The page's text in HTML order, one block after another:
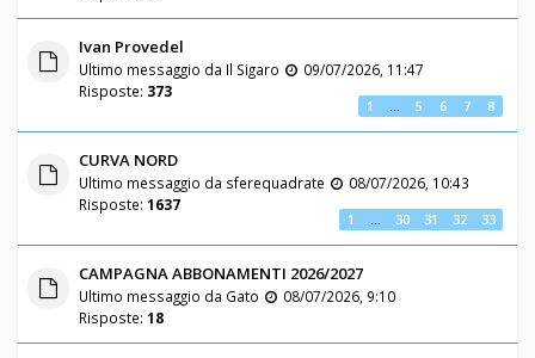
Ivan Provedel
Ultimo messaggio da Il Sigaro
09/07/2026, 11:47
Risposte: 373
1 5 6 7 8
CURVA NORD
Ultimo messaggio da sferequadrate
08/07/2026, 10:43
Risposte: 1637
1 30 31 32 33
CAMPAGNA ABBONAMENTI 2026/2027
Ultimo messaggio da Gato
08/07/2026, 9:10
Risposte: 18